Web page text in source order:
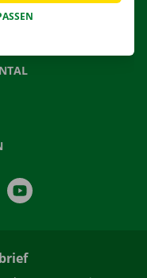
LinkedIn